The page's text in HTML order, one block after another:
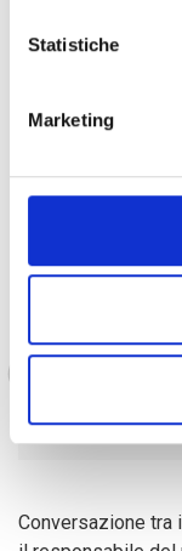
Statistiche
Marketing
l'opportunità di
contesto
sociale. Le loro
preoccupazione
per raggiungere
vostro
lavoro da
Conversazione tra